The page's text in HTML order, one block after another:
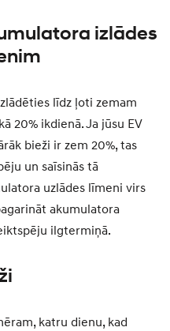
izlādes
līdz ļoti zemam
20% ikdienā. Ja jūsu EV
bieži ir zem 20%, tas
un saīsinās tā
uzlādes līmeni virs
akumulatora
ilgtermiņā.
katru dienu, kad